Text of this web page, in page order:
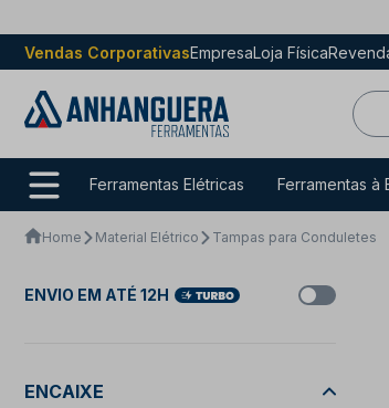
Vendas CorporativasEmpresaLoja Física
Ferramentas Elétricas Ferramentas à
Home Material Elétrico Tampas para Conduletes
ENCAIXE
ENVIO EM ATÉ 12H